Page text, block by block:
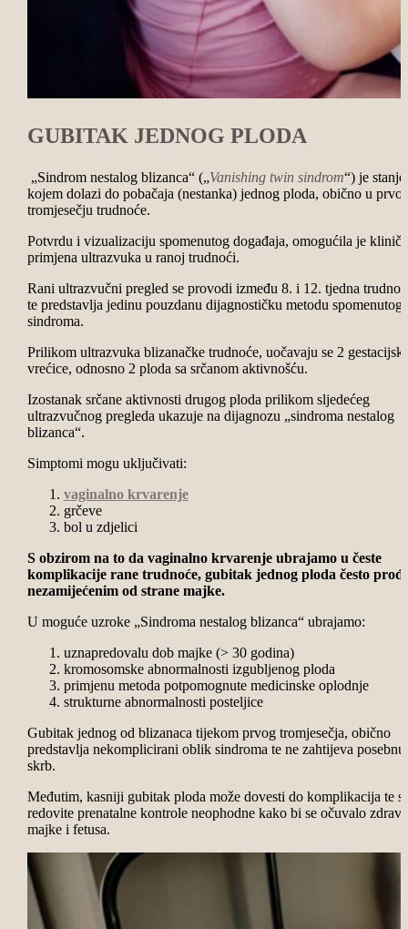
GUBITAK JEDNOG PLODA
„Sindrom nestalog blizanca“ („Vanishing twin sindrom“) je stanje
kojem dolazi do pobačaja (nestanka) jednog ploda, obično u
tromjesečju trudnoće.
Potvrdu i vizualizaciju spomenutog događaja, omogućila je
primjena ultrazvuka u ranoj trudnoći.
Rani ultrazvučni pregled se provodi između 8. i 12. tjedna
te predstavlja jedinu pouzdanu dijagnostičku metodu spomenutog
sindroma.
Prilikom ultrazvuka blizanačke trudnoće, uočavaju se 2
vrećice, odnosno 2 ploda sa srčanom aktivnošću.
Izostanak srčane aktivnosti drugog ploda prilikom sljedećeg
ultrazvučnog pregleda ukazuje na dijagnozu „sindroma nestalog
blizanca“.
Simptomi mogu uključivati:
vaginalno krvarenje
grčeve
bol u zdjelici
S obzirom na to da vaginalno krvarenje ubrajamo u česte
komplikacije rane trudnoće, gubitak jednog ploda često
nezamijećenim od strane majke.
U moguće uzroke „Sindroma nestalog blizanca“ ubrajamo:
uznapredovalu dob majke (> 30 godina)
kromosomske abnormalnosti izgubljenog ploda
primjenu metoda potpomognute medicinske oplodnje
strukturne abnormalnosti posteljice
Gubitak jednog od blizanaca tijekom prvog tromjesečja, obično
predstavlja nekomplicirani oblik sindroma te ne zahtijeva posebnu
skrb.
Međutim, kasniji gubitak ploda može dovesti do komplikacija te
redovite prenatalne kontrole neophodne kako bi se očuvalo
majke i fetusa.